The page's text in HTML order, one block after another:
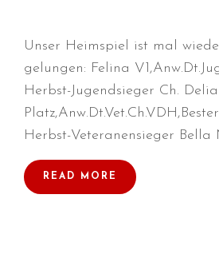
Zino
neues
Voller
BIG 2
Unser Heimspiel ist mal
gelungen: Felina
Herbst-Jugendsieger Ch.
Herbst-Veteranensieger Bella
READ MORE